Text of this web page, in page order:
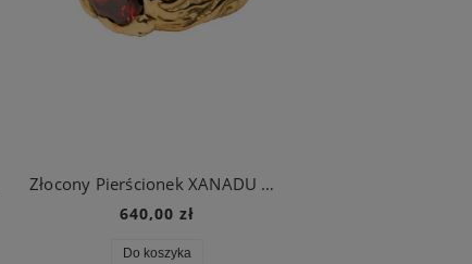
Złocony Pierścionek XANADU Burgundy Diva
640,00 zł
Do koszyka